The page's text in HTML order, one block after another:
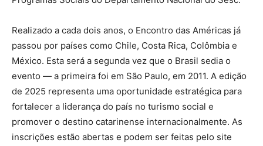
Realizado a cada dois anos, o Encontro das Américas já
passou por países como Chile, Costa Rica, Colômbia e
México. Esta será a segunda vez que o Brasil sedia o
evento — a primeira foi em São Paulo, em 2011. A edição
de 2025 representa uma oportunidade estratégica para
fortalecer a liderança do país no turismo social e
promover o destino catarinense internacionalmente. As
inscrições estão abertas e podem ser feitas pelo site